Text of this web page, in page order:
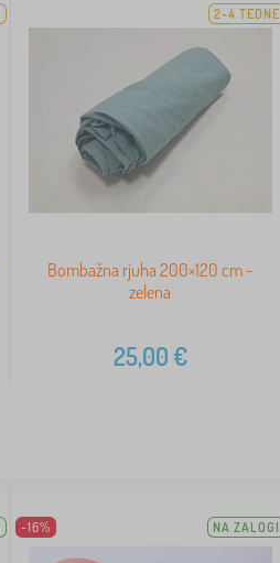
2-4 TEDNE
Bombažna rjuha 200×120 cm -
zelena
25,00€
-16% NA ZALOGI